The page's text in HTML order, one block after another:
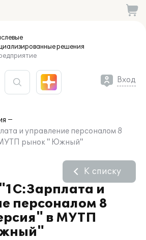
решения
Вход
и управление персоналом 8
МУТП рынок " Южный"
и
персоналом 8
в МУТП
К списку